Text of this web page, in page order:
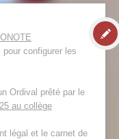
configurer les
Ordival prêté par le
au collège
légal et le carnet de